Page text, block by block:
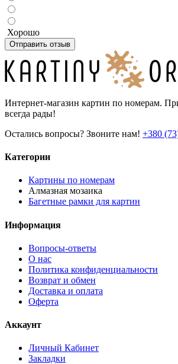
Хорошо
Отправить отзыв
Интернет-магазин картин по номерам.
всегда рады!
Остались вопросы? Звоните нам! +380
Категории
Картины по номерам
Алмазная мозаика
Багетные рамки для картин
Информация
Вопросы-ответы
О нас
Политика конфиденциальности
Возврат и обмен
Доставка и оплата
Оферта
Аккаунт
Личный Кабинет
Закладки